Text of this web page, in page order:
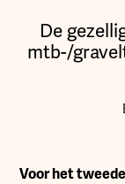
De
mtb-/
Voor het